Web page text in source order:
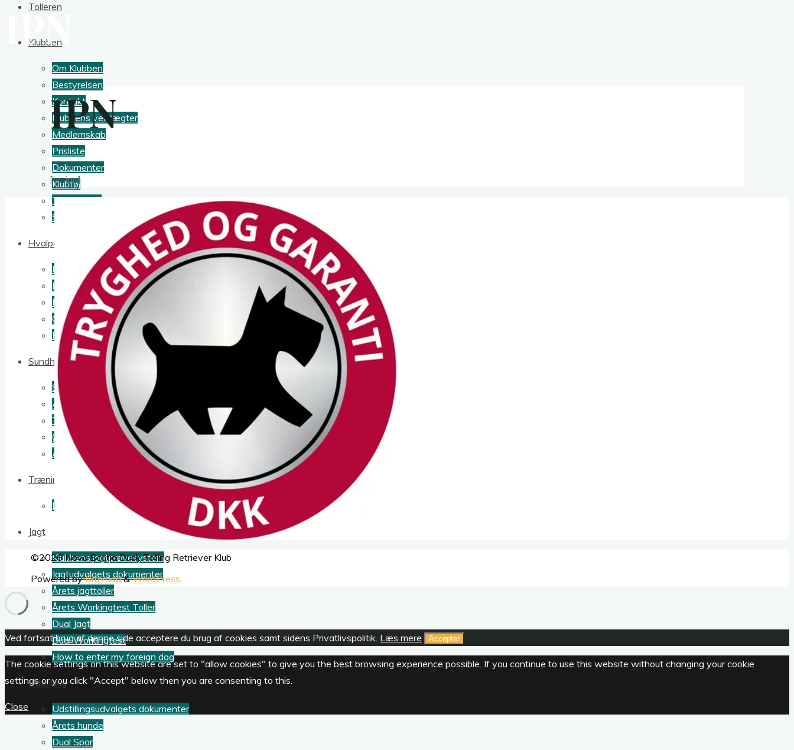
Tolleren
Klubben
Om Klubben
Bestyrelsen
Kontakt
Klubbens vedtægter
Medlemskab
Prisliste
Dokumenter
Klubtøj
Tollerbladet
Sponsorer
Hvalpe & opdræt
Hvis min hund skal indgå i avl
Køb af Tollerhvalp
Hvalpeliste
Opdrætterliste
Hanhundelisten
Sundhed & Adfærd
Sundhed
Autoimmune sygdomme
Tollerrelevante gentests
Øjenundersøgelse
Andre sygdomme i racen
Træning
Info for instruktører
Jagt
Klubbens jagtprøvesystem
Jagtudvalgets dokumenter
Årets jagttoller
Årets Workingtest Toller
Dual Jagt
Dual Workingtest
How to enter my foreign dog
Udstilling
Udstillingsudvalgets dokumenter
Årets hunde
Dual Spor
IPN
IPN
[tc_ipn]
Top
©2026 Nova Scotia Duck Tolling Retriever Klub
Powered byBravada&WordPress
Ved fortsat brug af denne side acceptere du brug af cookies samt sidens Privatlivspolitik. Læs mere Accepter
The cookie settings on this website are set to "allow cookies" to give you the best browsing experience possible. If you continue to use this website without changing your cookie
settings or you click "Accept" below then you are consenting to this.
Close